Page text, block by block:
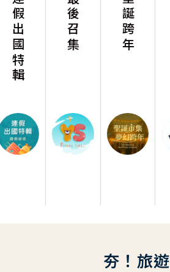
夯！旅遊